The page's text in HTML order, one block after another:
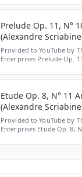
Prelude Op. 11, N°
(Alexandre
Provided to YouTube by
Enterprises Prelude Op.
Etude Op. 8, N° 11
(Alexandre
Provided to YouTube by
Enterprises Etude Op. 8,